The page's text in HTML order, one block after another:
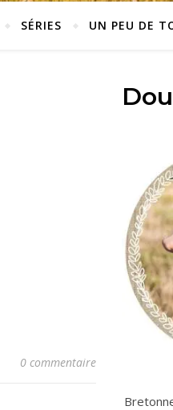
SÉRIES UN PEU DE
0 commentaire